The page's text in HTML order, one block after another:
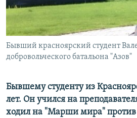
ПОБЕДИТЕЛЕЙ НЕ СУДЯТ?
КРЫМ.НЕПОКОРЕННЫЙ
ELIFBE
ПРИСОЕДИНЯЙТЕСЬ!
Бывший красноярский студент
добровольческого батальона "Азов"
Бывшему студенту из
лет. Он учился на
ходил на "Марши мира"